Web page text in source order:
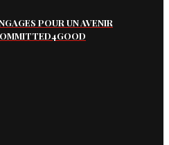
POUR UN AVENIR